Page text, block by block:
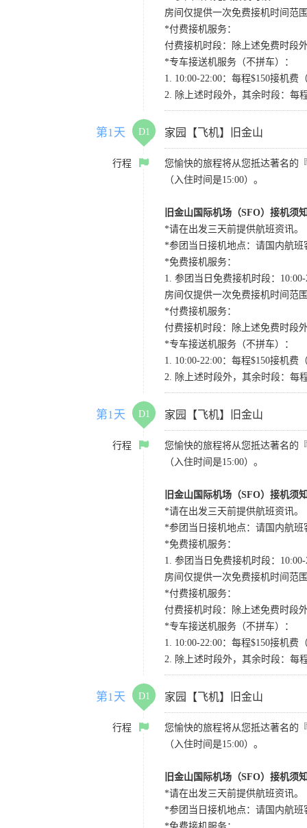
房间仅提供一次免费接机时间范
*付费接机服务：
付费接机时段：除上述免费时段
*专车接送机服务（不拼车）：
1. 10:00-22:00：每程$150接机
2. 除上述时段外，其余时段：每
第1天 D1 家园【飞机】旧金山
行程
您愉快的旅程将从您抵达著名的
（入住时间是15:00）。
旧金山国际机场（SFO）接机须
*请在出发三天前提供航班资讯。
*参团当日接机地点：请国内航班
*免费接机服务：
1. 参团当日免费接机时段：
房间仅提供一次免费接机时间范
*付费接机服务：
付费接机时段：除上述免费时段
*专车接送机服务（不拼车）：
1. 10:00-22:00：每程$150接机
2. 除上述时段外，其余时段：每
第1天 D1 家园【飞机】旧金山
行程
您愉快的旅程将从您抵达著名的
（入住时间是15:00）。
旧金山国际机场（SFO）接机须
*请在出发三天前提供航班资讯。
*参团当日接机地点：请国内航班
*免费接机服务：
1. 参团当日免费接机时段：
房间仅提供一次免费接机时间范
*付费接机服务：
付费接机时段：除上述免费时段
*专车接送机服务（不拼车）：
1. 10:00-22:00：每程$150接机
2. 除上述时段外，其余时段：每
第1天 D1 家园【飞机】旧金山
行程
您愉快的旅程将从您抵达著名的
（入住时间是15:00）。
旧金山国际机场（SFO）接机须
*请在出发三天前提供航班资讯。
*参团当日接机地点：请国内航班